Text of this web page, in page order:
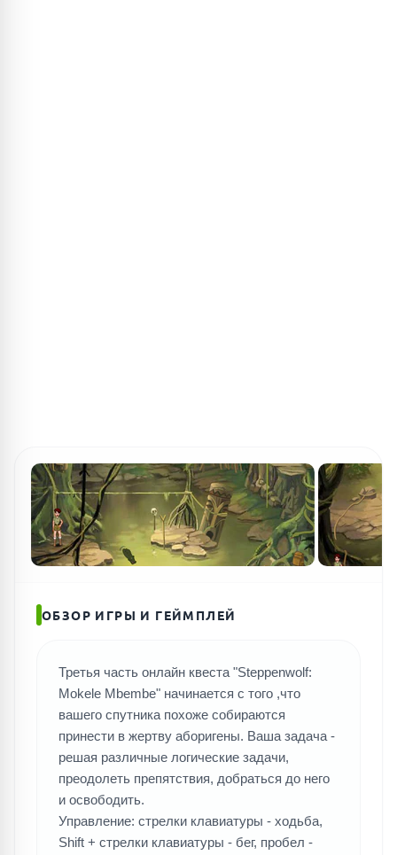
ПОИСК ИГР
ОБЗОР ИГРЫ И ГЕЙМПЛЕЙ
Третья часть онлайн квеста "Steppenwolf:
Mokele Mbembe" начинается с того ,что
вашего спутника похоже собираются
принести в жертву аборигены. Ваша задача -
решая различные логические задачи,
преодолеть препятствия, добраться до него
и освободить.
Управление: стрелки клавиатуры - ходьба,
Shift + стрелки клавиатуры - бег, пробел -